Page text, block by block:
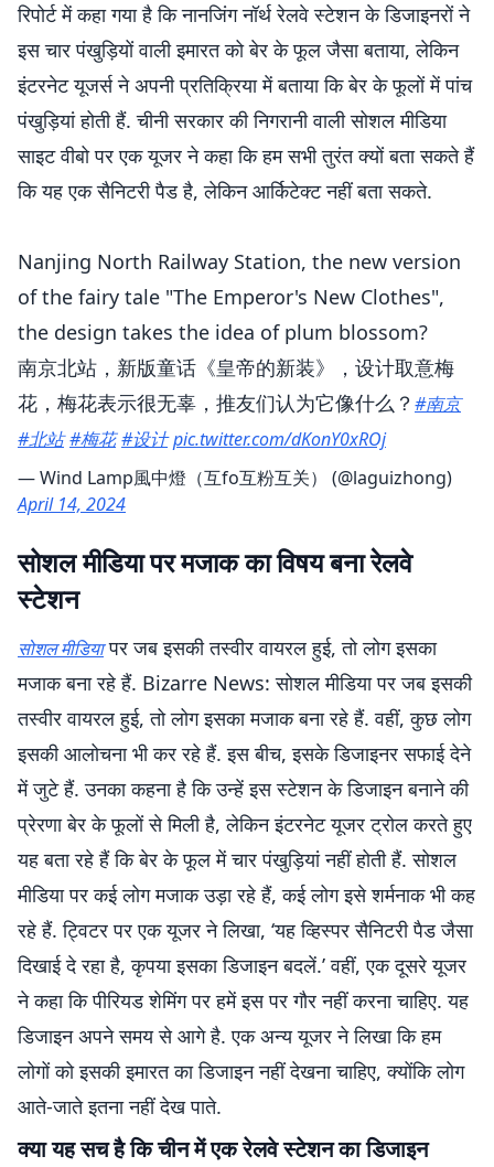
रिपोर्ट में कहा गया है कि नानजिंग नॉर्थ रेलवे स्टेशन के डिजाइनरों ने
इस चार पंखुड़ियों वाली इमारत को बेर के फूल जैसा बताया, लेकिन
इंटरनेट यूजर्स ने अपनी प्रतिक्रिया में बताया कि बेर के फूलों में पांच
पंखुड़ियां होती हैं. चीनी सरकार की निगरानी वाली सोशल मीडिया
साइट वीबो पर एक यूजर ने कहा कि हम सभी तुरंत क्यों बता सकते हैं
कि यह एक सैनिटरी पैड है, लेकिन आर्किटेक्ट नहीं बता सकते.
Nanjing North Railway Station, the new version
of the fairy tale "The Emperor's New Clothes",
the design takes the idea of plum blossom?
南京北站，新版童话《皇帝的新装》，设计取意梅
花，梅花表示很无辜，推友们认为它像什么？ #南京
#北站 #梅花 #设计 pic.twitter.com/dKonY0xROj
— Wind Lamp風中燈（互fo互粉互关） (@laguizhong)
April 14, 2024
सोशल मीडिया पर मजाक का विषय बना रेलवे
स्टेशन
सोशल मीडियापर जब इसकी तस्वीर वायरल हुई, तो लोग इसका
मजाक बना रहे हैं. Bizarre News: सोशल मीडिया पर जब इसकी
तस्वीर वायरल हुई, तो लोग इसका मजाक बना रहे हैं. वहीं, कुछ लोग
इसकी आलोचना भी कर रहे हैं. इस बीच, इसके डिजाइनर सफाई देने
में जुटे हैं. उनका कहना है कि उन्हें इस स्टेशन के डिजाइन बनाने की
प्रेरणा बेर के फूलों से मिली है, लेकिन इंटरनेट यूजर ट्रोल करते हुए
यह बता रहे हैं कि बेर के फूल में चार पंखुड़ियां नहीं होती हैं. सोशल
मीडिया पर कई लोग मजाक उड़ा रहे हैं, कई लोग इसे शर्मनाक भी कह
रहे हैं. ट्विटर पर एक यूजर ने लिखा, ‘यह व्हिस्पर सैनिटरी पैड जैसा
दिखाई दे रहा है, कृपया इसका डिजाइन बदलें.’ वहीं, एक दूसरे यूजर
ने कहा कि पीरियड शेमिंग पर हमें इस पर गौर नहीं करना चाहिए. यह
डिजाइन अपने समय से आगे है. एक अन्य यूजर ने लिखा कि हम
लोगों को इसकी इमारत का डिजाइन नहीं देखना चाहिए, क्योंकि लोग
आते-जाते इतना नहीं देख पाते.
क्या यह सच है कि चीन में एक रेलवे स्टेशन का डिजाइन